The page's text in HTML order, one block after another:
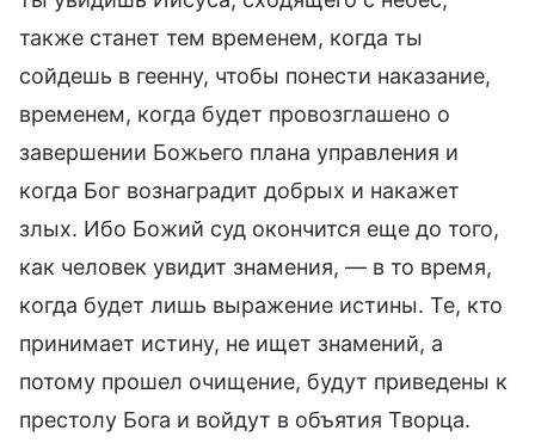
также станет тем временем, когда ты
сойдешь в геенну, чтобы понести наказание,
временем, когда будет провозглашено о
завершении Божьего плана управления и
когда Бог вознаградит добрых и накажет
злых. Ибо Божий суд окончится еще до того,
как человек увидит знамения, — в то время,
когда будет лишь выражение истины. Те, кто
принимает истину, не ищет знамений, а
потому прошел очищение, будут приведены к
престолу Бога и войдут в объятия Творца.